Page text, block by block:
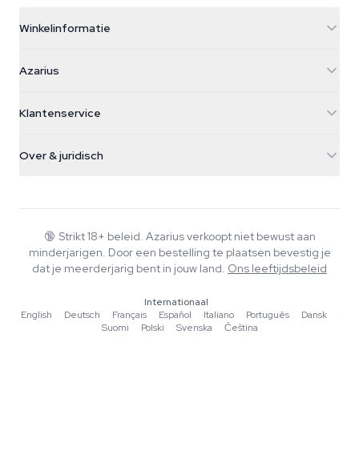
Winkelinformatie
Galvaniweg 11
Nederland
+31(0)204897914
Azarius
Smokeshop
Klantenservice
Retourbeleid
Veelgestelde vragen
Privacybeleid
Over & juridisch
Wiki
Schrijvers
Tools & Calculators
🔞 Strikt 18+ beleid. Azarius verkoopt niet bewust aan
minderjarigen. Door een bestelling te plaatsen bevestig je
dat je meerderjarig bent in jouw land. Ons leeftijdsbeleid
Internationaal
English
·Deutsch ·Français ·Español ·Italiano ·Português ·Dansk
·
Suomi
·Polski ·Svenska ·Čeština